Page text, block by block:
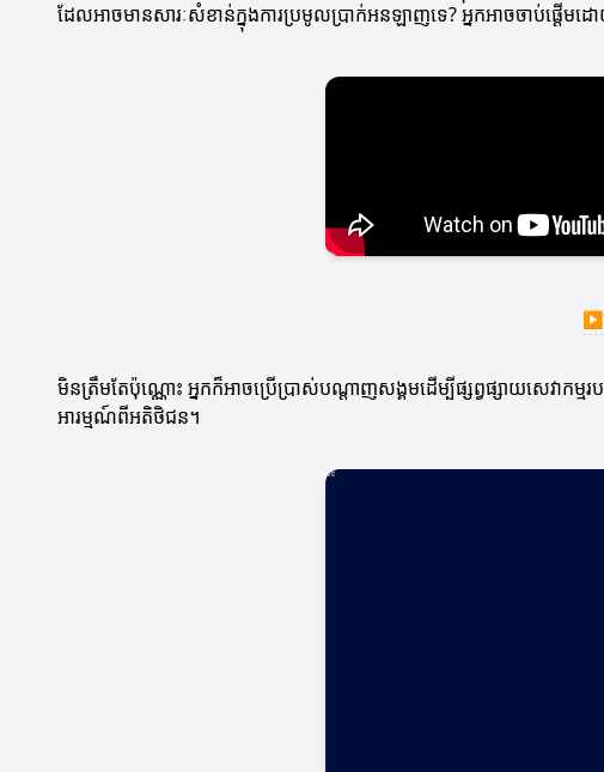
ដែលអាចមានសារៈសំខាន់ក្នុងការប្រមូលប្រាក់អនឡាញទេ? អ្នកអាចចាប់ផ្តើ
▶
មិនត្រឹមតែប៉ុណ្ណោះ អ្នកក៏អាចប្រើប្រាស់បណ្តាញសង្គមដើម្បីផ្សព្វផ្សាយសេវាក
អារម្មណ៍ពីអតិថិជន។